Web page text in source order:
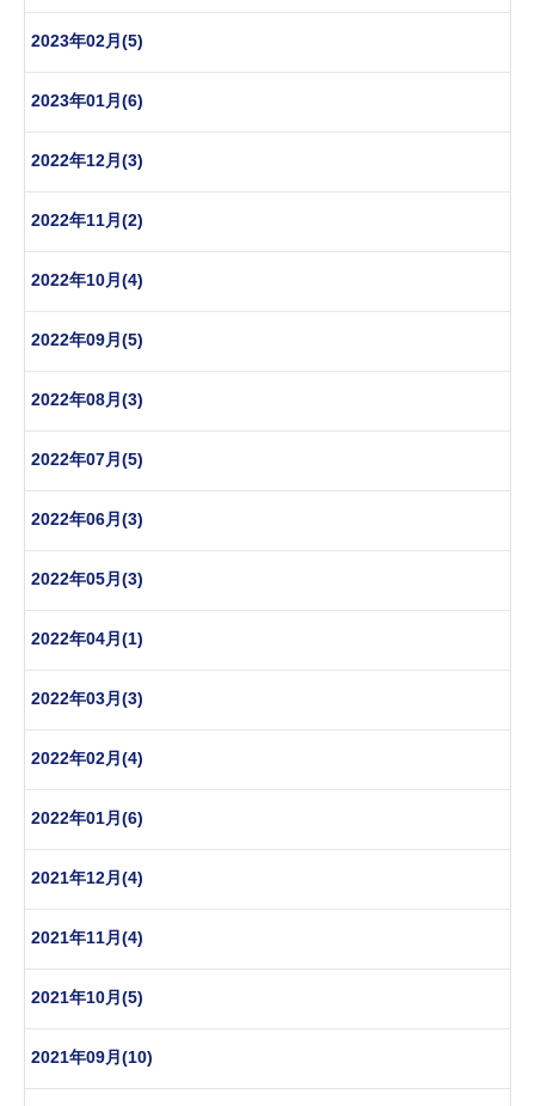
2023年02月(5)
2023年01月(6)
2022年12月(3)
2022年11月(2)
2022年10月(4)
2022年09月(5)
2022年08月(3)
2022年07月(5)
2022年06月(3)
2022年05月(3)
2022年04月(1)
2022年03月(3)
2022年02月(4)
2022年01月(6)
2021年12月(4)
2021年11月(4)
2021年10月(5)
2021年09月(10)